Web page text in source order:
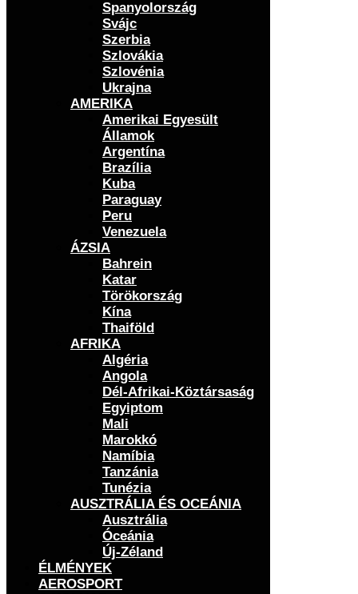
Spanyolország
Svájc
Szerbia
Szlovákia
Szlovénia
Ukrajna
AMERIKA
Amerikai Egyesült
Államok
Argentína
Brazília
Kuba
Paraguay
Peru
Venezuela
ÁZSIA
Bahrein
Katar
Törökország
Kína
Thaiföld
AFRIKA
Algéria
Angola
Dél-Afrikai-Köztársaság
Egyiptom
Mali
Marokkó
Namíbia
Tanzánia
Tunézia
AUSZTRÁLIA ÉS OCEÁNIA
Ausztrália
Óceánia
Új-Zéland
ÉLMÉNYEK
AEROSPORT